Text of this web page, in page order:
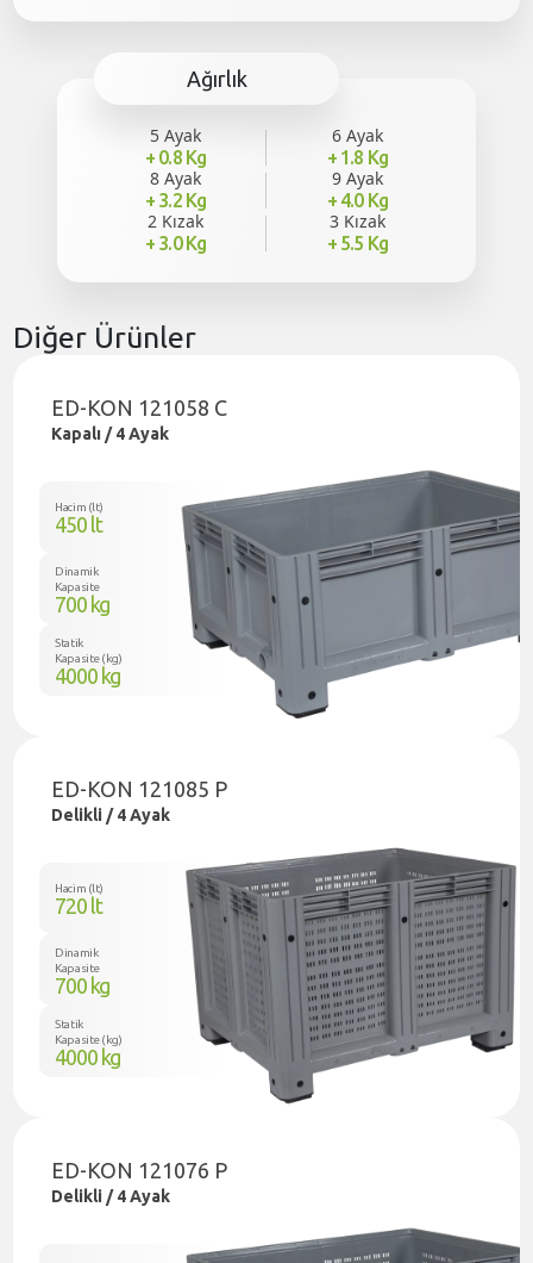
Ağırlık
5 Ayak
+ 0.8 Kg
6 Ayak
+ 1.8 Kg
8 Ayak
+ 3.2 Kg
9 Ayak
+ 4.0 Kg
2 Kızak
+ 3.0 Kg
3 Kızak
+ 5.5 Kg
Diğer Ürünler
ED-KON 121058 C
Kapalı / 4 Ayak
Hacim (lt)
450 lt
Dinamik
Kapasite
700 kg
Statik
Kapasite (kg)
4000 kg
ED-KON 121085 P
Delikli / 4 Ayak
Hacim (lt)
720 lt
Dinamik
Kapasite
700 kg
Statik
Kapasite (kg)
4000 kg
ED-KON 121076 P
Delikli / 4 Ayak